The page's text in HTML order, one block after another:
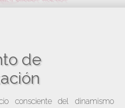
de
consciente del dinamismo